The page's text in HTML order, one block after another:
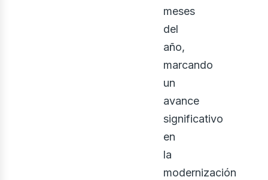
meses
del
año,
marcando
un
avance
significativo
en
la
modernización